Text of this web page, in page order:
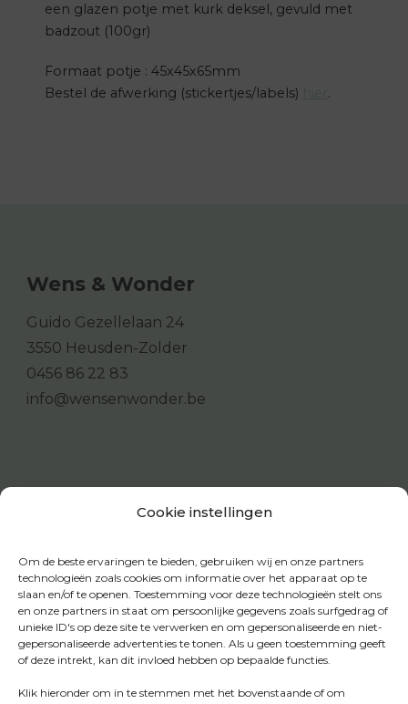
Cookie instellingen
Om de beste ervaringen te bieden, gebruiken wij en onze partners
technologieën zoals cookies om informatie over het apparaat op te
slaan en/of te openen. Toestemming voor deze technologieën stelt ons
en onze partners in staat om persoonlijke gegevens zoals surfgedrag of
unieke ID's op deze site te verwerken en om gepersonaliseerde en niet-
gepersonaliseerde advertenties te tonen. Als u geen toestemming geeft
of deze intrekt, kan dit invloed hebben op bepaalde functies.
Klik hieronder om in te stemmen met het bovenstaande of om
een glazen potje met kurk deksel, gevuld met
badzout (100gr)
Formaat potje : 45x45x65mm
Bestel de afwerking (stickertjes/labels)
.
Wens & Wonder
Guido Gezellelaan 24
3550 Heusden-Zolder
0456 86 22 83
info@wensenwonder.be